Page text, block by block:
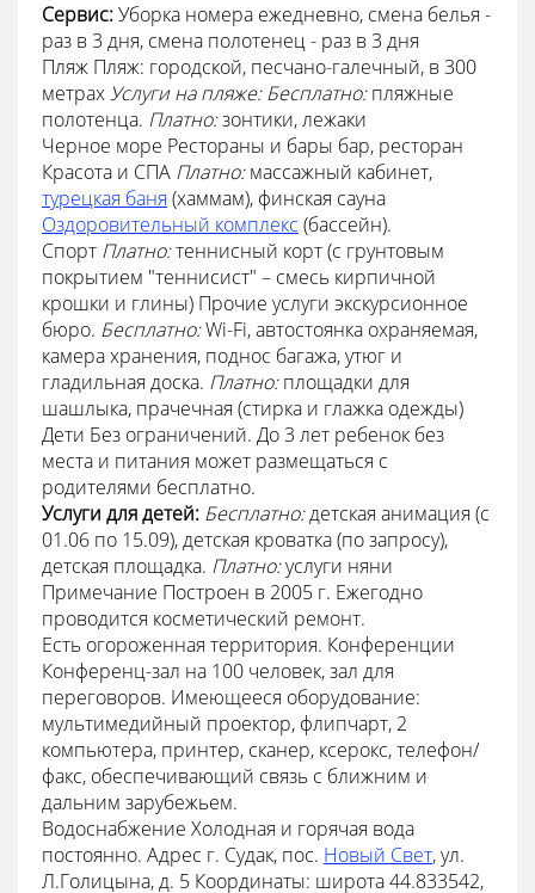
Сервис:Уборка номера ежедневно, смена белья -
раз в 3 дня, смена полотенец - раз в 3 дня
Пляж Пляж: городской, песчано-галечный, в 300
метрахУслуги на пляже:Бесплатно:пляжные
полотенца. Платно:зонтики, лежаки
Черное море Рестораны и бары бар, ресторан
Красота и СПА Платно:массажный кабинет,
турецкая баня (хаммам), финская сауна
Оздоровительный комплекс (бассейн).
Спорт Платно:теннисный корт (с грунтовым
покрытием "теннисист" – смесь кирпичной
крошки и глины) Прочие услуги экскурсионное
бюро. Бесплатно:Wi-Fi, автостоянка охраняемая,
камера хранения, поднос багажа, утюг и
гладильная доска. Платно:площадки для
шашлыка, прачечная (стирка и глажка одежды)
Дети Без ограничений. До 3 лет ребенок без
места и питания может размещаться с
родителями бесплатно.
Услуги для детей: Бесплатно:детская анимация (с
01.06 по 15.09), детская кроватка (по запросу),
детская площадка. Платно:услуги няни
Примечание Построен в 2005 г. Ежегодно
проводится косметический ремонт.
Есть огороженная территория. Конференции
Конференц-зал на 100 человек, зал для
переговоров. Имеющееся оборудование:
мультимедийный проектор, флипчарт, 2
компьютера, принтер, сканер, ксерокс, телефон/
факс, обеспечивающий связь с ближним и
дальним зарубежьем.
Водоснабжение Холодная и горячая вода
постоянно. Адрес г. Судак, пос. Новый Свет, ул.
Л.Голицына, д. 5 Координаты: широта 44.833542,